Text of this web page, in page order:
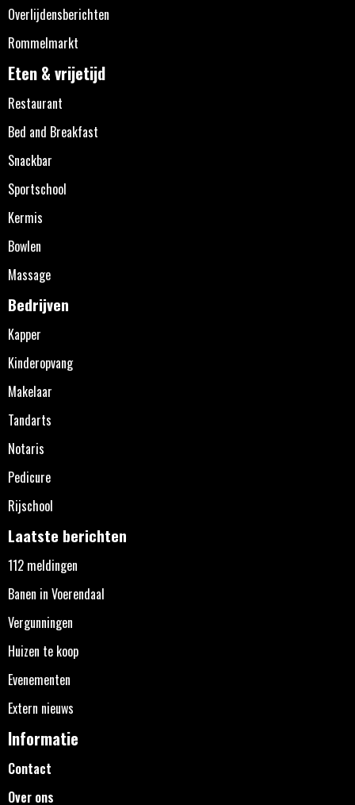
Overlijdensberichten
Rommelmarkt
Eten & vrijetijd
Restaurant
Bed and Breakfast
Snackbar
Sportschool
Kermis
Bowlen
Massage
Bedrijven
Kapper
Kinderopvang
Makelaar
Tandarts
Notaris
Pedicure
Rijschool
Laatste berichten
112 meldingen
Banen in Voerendaal
Vergunningen
Huizen te koop
Evenementen
Extern nieuws
Informatie
Contact
Over ons